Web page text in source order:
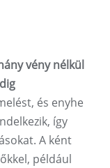
vény nélkül
és enyhe
így
A ként
például